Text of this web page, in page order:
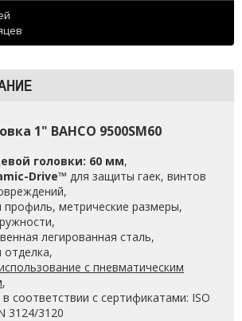
1" BAHCO 9500SM60
головки: 60 мм,
Drive™ для защиты гаек, винтов
профиль, метрические размеры,
легированная сталь,
отделка,
с пневматическим
,
соответствии с сертификатами: ISO
3124/3120